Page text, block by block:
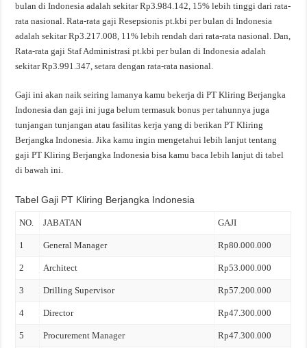
bulan di Indonesia adalah sekitar Rp3.984.142, 15% lebih tinggi dari rata-
rata nasional. Rata-rata gaji Resepsionis pt.kbi per bulan di Indonesia
adalah sekitar Rp3.217.008, 11% lebih rendah dari rata-rata nasional. Dan,
Rata-rata gaji Staf Administrasi pt.kbi per bulan di Indonesia adalah
sekitar Rp3.991.347, setara dengan rata-rata nasional.
Gaji ini akan naik seiring lamanya kamu bekerja di PT Kliring Berjangka
Indonesia dan gaji ini juga belum termasuk bonus per tahunnya juga
tunjangan tunjangan atau fasilitas kerja yang di berikan PT Kliring
Berjangka Indonesia. Jika kamu ingin mengetahui lebih lanjut tentang
gaji PT Kliring Berjangka Indonesia bisa kamu baca lebih lanjut di tabel
di bawah ini.
Tabel Gaji PT Kliring Berjangka Indonesia
NO. JABATAN GAJI
1 General Manager Rp80.000.000
2 Architect Rp53.000.000
3 Drilling Supervisor Rp57.200.000
4 Director Rp47.300.000
5 Procurement Manager Rp47.300.000